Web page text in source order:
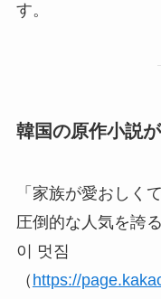
す。
韓国の原作小説
「家族が愛おしく
圧倒的な人気を誇
이 멋짐
（ https://